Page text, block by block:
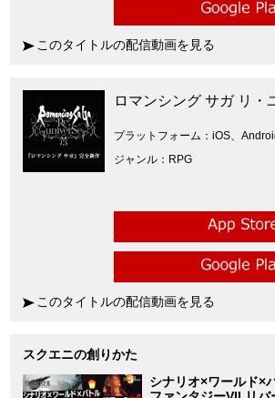
このタイトルの配信動画を見る
ロマンシング サガ リ・
プラットフォーム
iOS、
ジャンル
RPG
このタイトルの配信動画を見る
スクエニの創りかた
シナリオ×ワールド×